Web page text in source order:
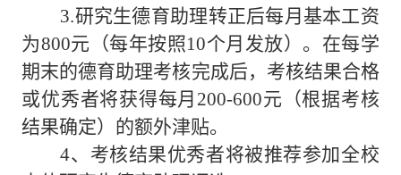
3.研究生德育助理转正后每月基本工资
为800元（每年按照10个月发放）。在每学
期末的德育助理考核完成后，考核结果合格
或优秀者将获得每月200-600元（根据考核
结果确定）的额外津贴。
4、考核结果优秀者将被推荐参加全校